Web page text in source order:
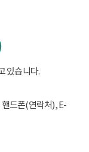
있습니다.
드폰(연락처), E-